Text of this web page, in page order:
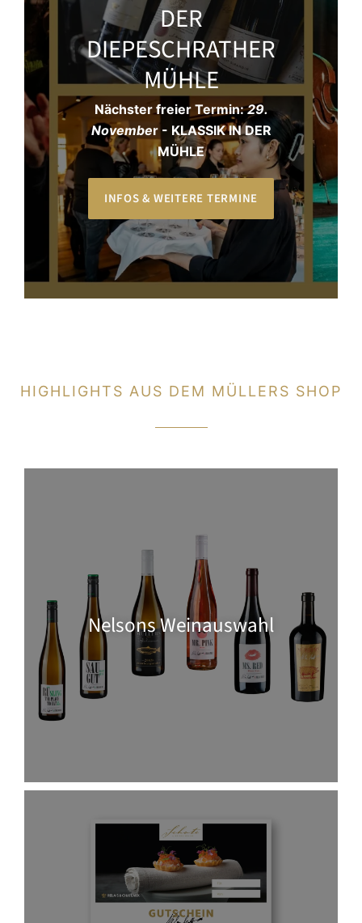
DER
DIEPESCHRATHER
MÜHLE
Nächster freier Termin:29.
November - KLASSIK IN DER
MÜHLE
INFOS & WEITERE TERMINE
HIGHLIGHTS AUS DEM MÜLLERS SHOP
Nelsons Weinauswahl